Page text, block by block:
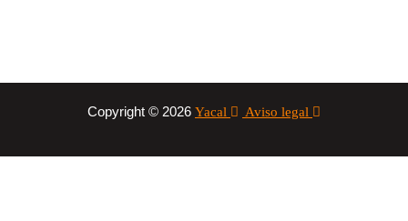
Copyright © 2026 Yacal Aviso legal